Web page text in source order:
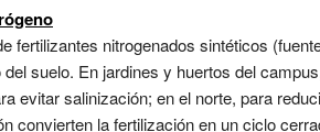
fertilizantes nitrogenados sintéticos
suelo. En jardines y huertos del
evitar salinización; en el norte, para
convierten la fertilización en un ciclo